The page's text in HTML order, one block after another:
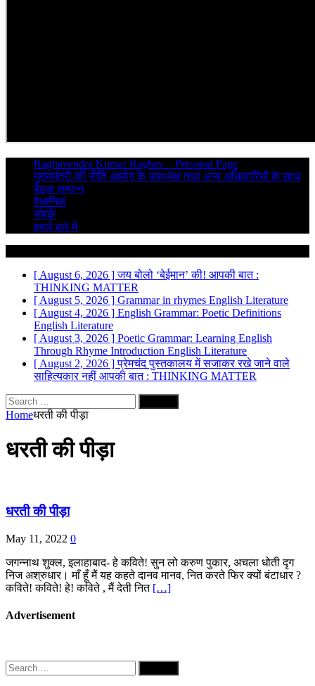
Raghavendra Kumar Raghav – Personal Page
मुख्यमंत्री की नीति आयोग के उपाध्यक्ष तथा अन्य अधिकारियों के साथ
बैठक सम्पन्न
वैधानिक
संपर्क
हमारे बारे में
[ August 6, 2026 ]जय बोलो ‘बेईमान’ की! आपकी बात :
THINKING MATTER
[ August 5, 2026 ] Grammar in rhymes English Literature
[ August 4, 2026 ] English Grammar: Poetic Definitions
English Literature
[ August 3, 2026 ] Poetic Grammar: Learning English
Through Rhyme Introduction English Literature
[ August 2, 2026 ]प्रेमचंद पुस्तकालय में सजाकर रखे जाने वाले
साहित्यकार नहीं आपकी बात : THINKING MATTER
Search
for:
Homeधरती की पीड़ा
धरती की पीड़ा
धरती की पीड़ा
May 11, 2022 0
जगन्नाथ शुक्ल, इलाहाबाद- हे कविते! सुन लो करुण पुकार, अचला धोती दृग
निज अश्रुधार। माँ हूँ मैं यह कहते दानव मानव, नित करते फिर क्यों बंटाधार ?
कविते! कविते! हे! कविते , मैं देती नित […]
Advertisement
Search
for: